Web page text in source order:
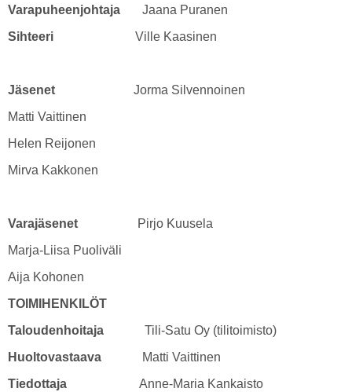
Varapuheenjohtaja Jaana Puranen
Sihteeri Ville Kaasinen
Jäsenet Jorma Silvennoinen
Matti Vaittinen
Helen Reijonen
Mirva Kakkonen
Varajäsenet Pirjo Kuusela
Marja-Liisa Puoliväli
Aija Kohonen
TOIMIHENKILÖT
Taloudenhoitaja Tili-Satu Oy (tilitoimisto)
Huoltovastaava
Matti Vaittinen
Tiedottaja Anne-Maria Kankaisto